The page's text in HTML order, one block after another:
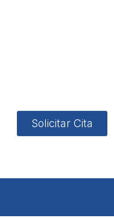
Solicitar Cita